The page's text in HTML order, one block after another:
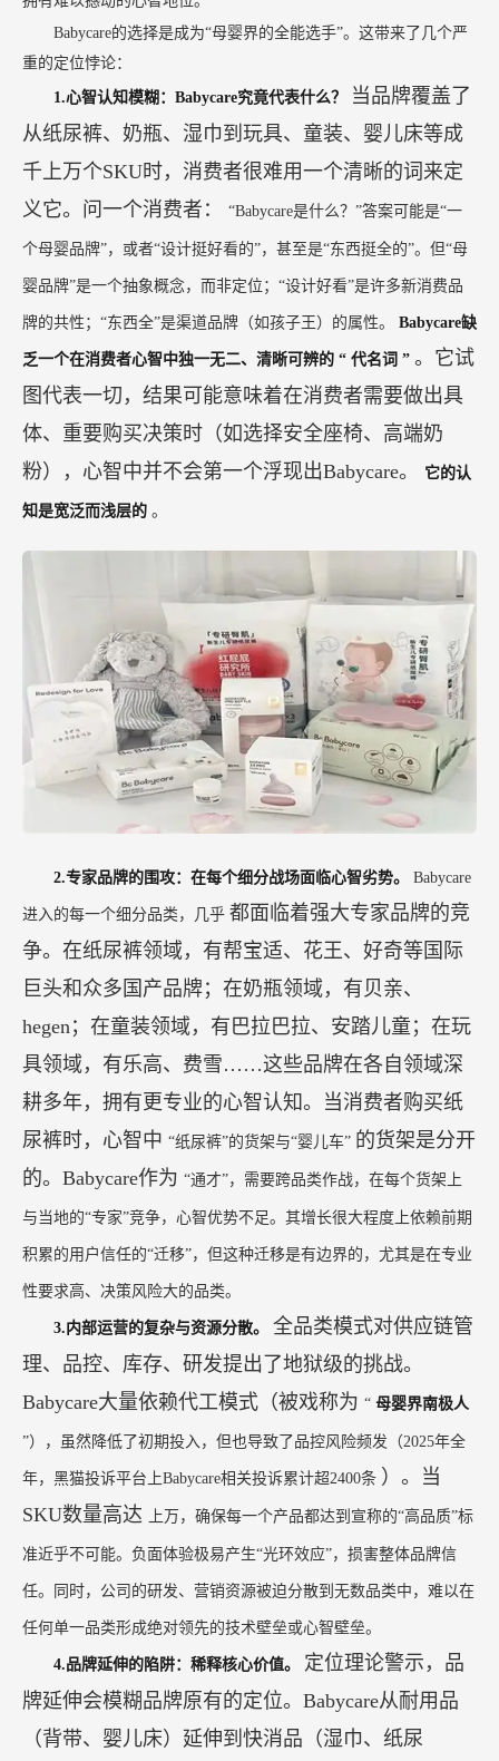
Babycare的选择是成为“母婴界的全能选手”。这带来了几个严
重的定位悖论：
1.心智认知模糊：Babycare究竟代表什么？
当品牌覆盖了
从纸尿裤、奶瓶、湿巾到玩具、童装、婴儿床等成
千上万个SKU时，消费者很难用一个清晰的词来定
义它。问一个消费者：
“Babycare是什么？”答案可能是“一
个母婴品牌”，或者“设计挺好看的”，甚至是“东西挺全的”。但“母
婴品牌”是一个抽象概念，而非定位；“设计好看”是许多新消费品
牌的共性；“东西全”是渠道品牌（如孩子王）的属性。 Babycare缺
乏一个在消费者心智中独一无二、清晰可辨的 “ 代名词 ” 。它试
图代表一切，结果可能意味着在消费者需要做出具
体、重要购买决策时（如选择安全座椅、高端奶
粉），心智中并不会第一个浮现出Babycare。
它的认
知是宽泛而浅层的 。
2.专家品牌的围攻：在每个细分战场面临心智劣势。 Babycare
进入的每一个细分品类，几乎 都面临着强大专家品牌的竞
争。在纸尿裤领域，有帮宝适、花王、好奇等国际
巨头和众多国产品牌；在奶瓶领域，有贝亲、
hegen；在童装领域，有巴拉巴拉、安踏儿童；在玩
具领域，有乐高、费雪……这些品牌在各自领域深
耕多年，拥有更专业的心智认知。当消费者购买纸
尿裤时，心智中 “纸尿裤”的货架与“婴儿车” 的货架是分开
的。Babycare作为 “通才”，需要跨品类作战，在每个货架上
与当地的“专家”竞争，心智优势不足。其增长很大程度上依赖前期
积累的用户信任的“迁移”，但这种迁移是有边界的，尤其是在专业
性要求高、决策风险大的品类。
3.内部运营的复杂与资源分散。 全品类模式对供应链管
理、品控、库存、研发提出了地狱级的挑战。
Babycare大量依赖代工模式（被戏称为 “ 母婴界南极人
”），虽然降低了初期投入，但也导致了品控风险频发（2025年全
年，黑猫投诉平台上Babycare相关投诉累计超2400条 ）。当
SKU数量高达
上万，确保每一个产品都达到宣称的“高品质”标
准近乎不可能。负面体验极易产生“光环效应”，损害整体品牌信
任。同时，公司的研发、营销资源被迫分散到无数品类中，难以在
任何单一品类形成绝对领先的技术壁垒或心智壁垒。
4.品牌延伸的陷阱：稀释核心价值。 定位理论警示，品
牌延伸会模糊品牌原有的定位。Babycare从耐用品
（背带、婴儿床）延伸到快消品（湿巾、纸尿